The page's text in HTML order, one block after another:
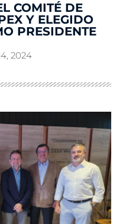
COMITÉ DE
Y ELEGIDO
PRESIDENTE
2024